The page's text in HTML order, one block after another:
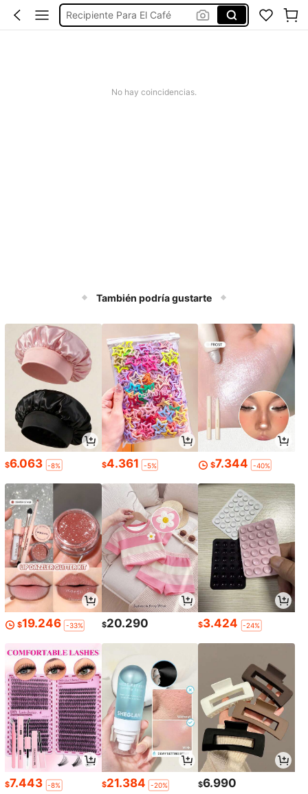
Recipiente Para El Café
No hay coincidencias.
También podría gustarte
$6.063 -8% $4.361 -5% $7.344 -40%
$19.246 -33% $20.290 $3.424 -24%
$7.443 -8% $21.384 -20% $6.990